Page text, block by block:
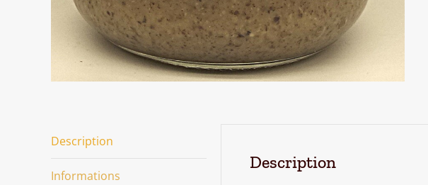
Description
Informations
Description